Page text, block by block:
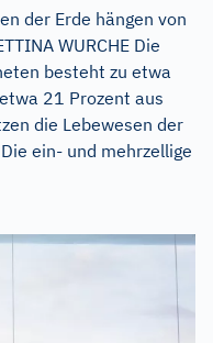
der Erde hängen von
WURCHE Die
besteht zu etwa
21 Prozent aus
die Lebewesen der
ein- und mehrzellige